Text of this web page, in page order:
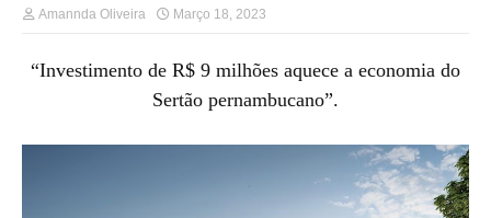
Amannda Oliveira Março 18, 2023
“Investimento de R$ 9 milhões aquece a economia do
Sertão pernambucano”.